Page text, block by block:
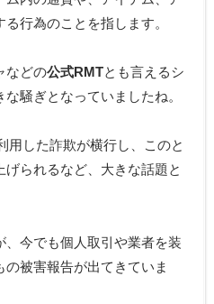
行為のことを指します。
などの公式RMTとも言えるシ
騒ぎとなっていましたね。
用した詐欺が横行し、このと
られるなど、大きな話題と
今でも個人取引や業者を装
被害報告が出てきていま